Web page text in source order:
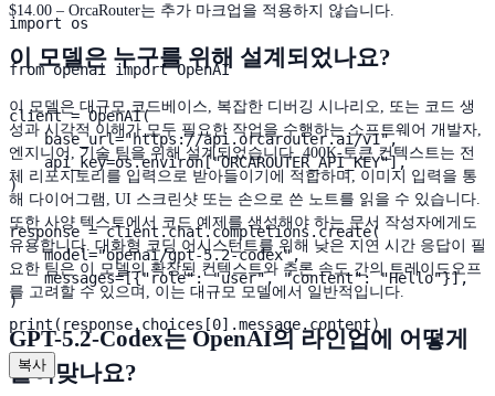
$14.00 – OrcaRouter는 추가 마크업을 적용하지 않습니다.
이 모델은 누구를 위해 설계되었나요?
이 모델은 대규모 코드베이스, 복잡한 디버깅 시나리오, 또는 코드 생
성과 시각적 이해가 모두 필요한 작업을 수행하는 소프트웨어 개발자,
엔지니어, 기술 팀을 위해 설계되었습니다. 400K-토큰 컨텍스트는 전
체 리포지토리를 입력으로 받아들이기에 적합하며, 이미지 입력을 통
해 다이어그램, UI 스크린샷 또는 손으로 쓴 노트를 읽을 수 있습니다.
또한 사양 텍스트에서 코드 예제를 생성해야 하는 문서 작성자에게도
유용합니다. 대화형 코딩 어시스턴트를 위해 낮은 지연 시간 응답이 필
요한 팀은 이 모델의 확장된 컨텍스트와 추론 속도 간의 트레이드오프
를 고려할 수 있으며, 이는 대규모 모델에서 일반적입니다.
GPT-5.2-Codex는 OpenAI의 라인업에 어떻게
들어맞나요?
import os
from openai import OpenAI
client = OpenAI(
    base_url="https://api.orcarouter.ai/v1",
    api_key=os.environ["ORCAROUTER_API_KEY"],
)
response = client.chat.completions.create(
    model="openai/gpt-5.2-codex",
    messages=[{"role": "user", "content": "Hello"}],
)
print(response.choices[0].message.content)
복사